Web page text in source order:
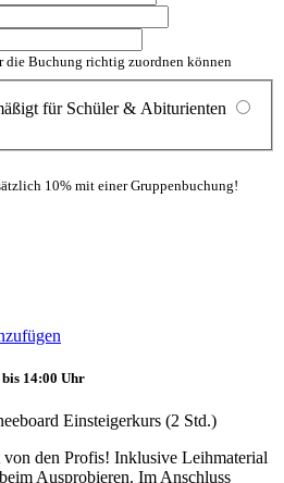
die Buchung richtig zuordnen können
für Schüler & Abiturienten
10% mit einer Gruppenbuchung!
bis 14:00 Uhr
Einsteigerkurs (2 Std.)
den Profis! Inklusive Leihmaterial
Ausprobieren. Im Anschluss